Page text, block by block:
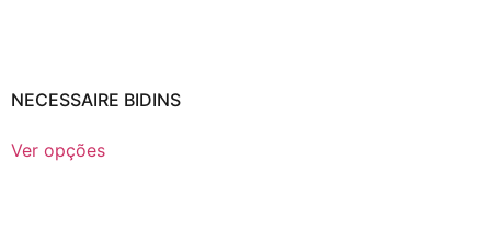
NECESSAIRE BIDINS
Ver opções